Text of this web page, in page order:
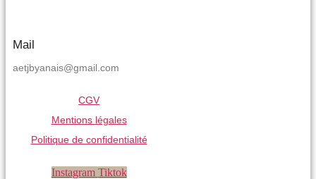
Mail
aetjbyanais@gmail.com
CGV
Mentions légales
Politique de confidentialité
Instagram Tiktok